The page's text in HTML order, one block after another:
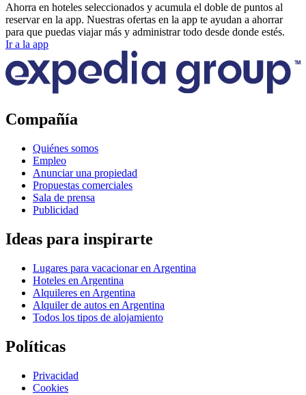
Ahorra en hoteles seleccionados y acumula el doble de puntos al
reservar en la app. Nuestras ofertas en la app te ayudan a ahorrar
para que puedas viajar más y administrar todo desde donde estés.
Ir a la app
Compañía
Quiénes somos
Empleo
Anunciar una propiedad
Propuestas comerciales
Sala de prensa
Publicidad
Ideas para inspirarte
Lugares para vacacionar en Argentina
Hoteles en Argentina
Alquileres en Argentina
Alquiler de autos en Argentina
Todos los tipos de alojamiento
Políticas
Privacidad
Cookies